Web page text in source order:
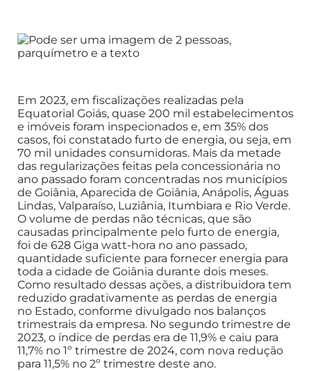
Em 2023, em fiscalizações realizadas pela
Equatorial Goiás, quase 200 mil estabelecimentos
e imóveis foram inspecionados e, em 35% dos
casos, foi constatado furto de energia, ou seja, em
70 mil unidades consumidoras. Mais da metade
das regularizações feitas pela concessionária no
ano passado foram concentradas nos municípios
de Goiânia, Aparecida de Goiânia, Anápolis, Águas
Lindas, Valparaíso, Luziânia, Itumbiara e Rio Verde.
O volume de perdas não técnicas, que são
causadas principalmente pelo furto de energia,
foi de 628 Giga watt-hora no ano passado,
quantidade suficiente para fornecer energia para
toda a cidade de Goiânia durante dois meses.
Como resultado dessas ações, a distribuidora tem
reduzido gradativamente as perdas de energia
no Estado, conforme divulgado nos balanços
trimestrais da empresa. No segundo trimestre de
2023, o índice de perdas era de 11,9% e caiu para
11,7% no 1º trimestre de 2024, com nova redução
para 11,5% no 2º trimestre deste ano.